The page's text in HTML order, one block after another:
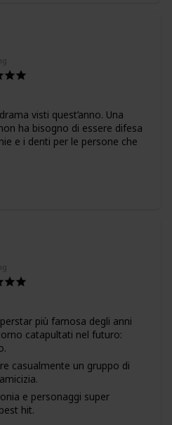
visti quest’anno. Una
ha bisogno di essere difesa
e i denti per le persone che
più famosa degli anni
catapultati nel futuro:
casualmente un gruppo di
e personaggi super
hit.